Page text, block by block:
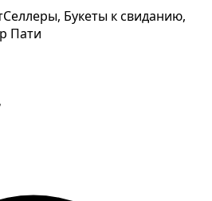
Букеты к свиданию,
Пати